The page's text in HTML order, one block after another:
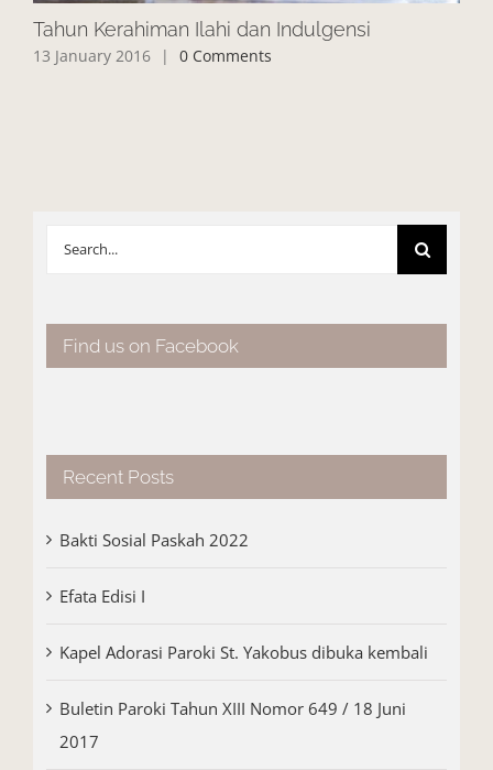
Tahun Kerahiman Ilahi dan Indulgensi
13 January 2016 | 0 Comments
Search
Find us on Facebook
Recent Posts
Bakti Sosial Paskah 2022
Efata Edisi I
Kapel Adorasi Paroki St. Yakobus dibuka kembali
Buletin Paroki Tahun XIII Nomor 649 / 18 Juni
2017